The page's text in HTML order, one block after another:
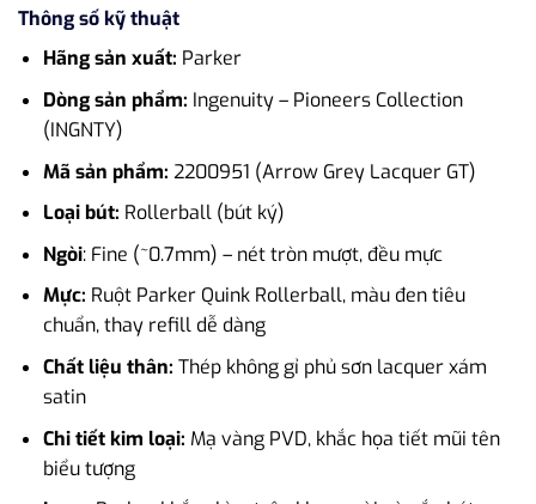
Thông số kỹ thuật
Hãng sản xuất: Parker
Dòng sản phẩm: Ingenuity – Pioneers Collection
(INGNTY)
Mã sản phẩm: 2200951 (Arrow Grey Lacquer GT)
Loại bút: Rollerball (bút ký)
Ngòi: Fine (~0.7mm) – nét tròn mượt, đều mực
Mực: Ruột Parker Quink Rollerball, màu đen tiêu
chuẩn, thay refill dễ dàng
Chất liệu thân: Thép không gỉ phủ sơn lacquer xám
satin
Chi tiết kim loại: Mạ vàng PVD, khắc họa tiết mũi tên
biểu tượng